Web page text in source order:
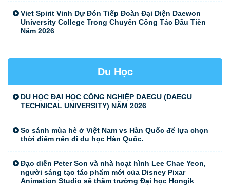
Viet Spirit Vinh Dự Đón Tiếp Đoàn Đại Diện Daewon
University College Trong Chuyến Công Tác Đầu Tiên
Năm 2026
Du Học
DU HỌC ĐẠI HỌC CÔNG NGHIỆP DAEGU (DAEGU
TECHNICAL UNIVERSITY) NĂM 2026
So sánh mùa hè ở Việt Nam vs Hàn Quốc để lựa chọn
thời điểm nên đi du học Hàn Quốc.
Đạo diễn Peter Son và nhà hoạt hình Lee Chae Yeon,
người sáng tạo tác phẩm mới của Disney Pixar
Animation Studio sẽ thăm trường Đại học Hongik